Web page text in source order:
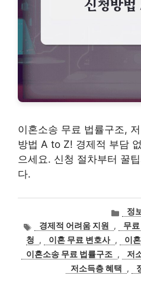
이혼소송 무료 법률구조,
방법 A to Z! 경제적 부담
으세요. 신청 절차부터 꿀
다.
카
테
고
리
정
태경제적 어려움 지원 , 무
청
, 이혼 무료 변호사 , 이
이혼소송 무료 법률구조 , 저
저소득층 혜택
,